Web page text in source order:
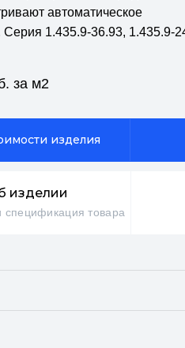
автоматическое
Серия 1.435.9-36.93, 1.435.9-
за м2
изделия
изделии
спецификация товара